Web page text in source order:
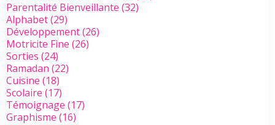
Parentalité Bienveillante (32)
Alphabet(29)
Développement(26)
Motricite Fine (26)
Sorties (24)
Ramadan (22)
Cuisine (18)
Scolaire (17)
Témoignage (17)
Graphisme (16)